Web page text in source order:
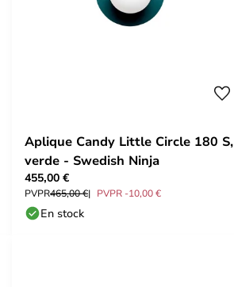
Aplique Candy Little Circle 180 S,
verde - Swedish Ninja
455,00 €
PVPR465,00 € PVPR -10,00 €
En stock